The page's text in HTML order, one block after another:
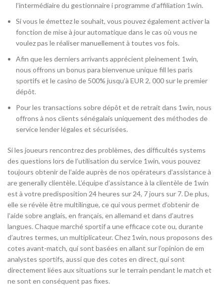
l’intermédiaire du gestionnaire i programme d’affiliation 1win.
Si vous le émettez le souhait, vous pouvez également activer la
fonction de mise à jour automatique dans le cas où vous ne
voulez pas le réaliser manuellement à toutes vos fois.
Afin que les derniers arrivants apprécient pleinement 1win,
nous offrons un bonus para bienvenue unique fill les paris
sportifs et le casino de 500% jusqu’à EUR 2, 000 sur le premier
dépôt.
Pour les transactions sobre dépôt et de retrait dans 1win, nous
offrons à nos clients sénégalais uniquement des méthodes de
service lender légales et sécurisées.
Si les joueurs rencontrez des problèmes, des difficultés systems
des questions lors de l’utilisation du service 1win, vous pouvez
toujours obtenir de l’aide auprès de nos opérateurs d’assistance à
are generally clientèle. L’équipe d’assistance à la clientèle de 1win
est à votre predisposition 24 heures sur 24, 7 jours sur 7. De plus,
elle se révèle être multilingue, ce qui vous permet d’obtenir de
l’aide sobre anglais, en français, en allemand et dans d’autres
langues. Chaque marché sportif a une efficace cote ou, durante
d’autres termes, un multiplicateur. Chez 1win, nous proposons des
cotes avant-match, qui sont basées en allant sur l’opinion de em
analystes sportifs, aussi que des cotes en direct, qui sont
directement liées aux situations sur le terrain pendant le match et
ne sont en conséquent pas fixes.